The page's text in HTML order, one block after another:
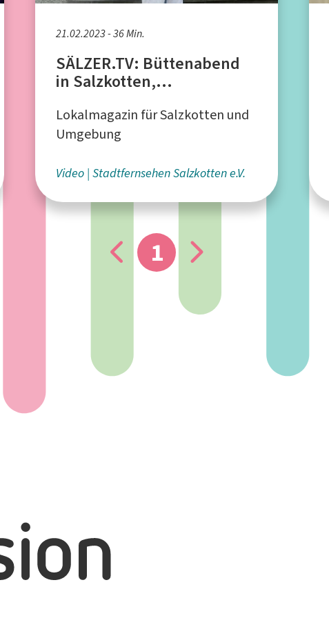
21.02.2023 - 36 Min.
SÄLZER.TV: Büttenabend
in Salzkotten,
Hexensturm in Geseke
Lokalmagazin für Salzkotten und
Umgebung
Video Stadtfernsehen Salzkotten e.V.
1